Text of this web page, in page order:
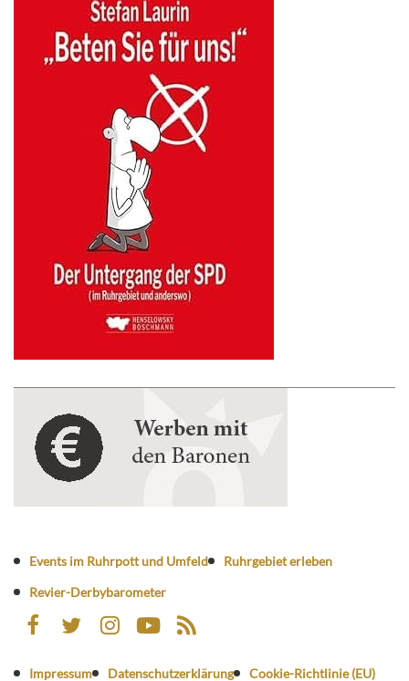
Events im Ruhrpott und Umfeld
Ruhrgebiet erleben
Revier-Derbybarometer
Impressum Datenschutzerklärung Cookie-Richtlinie (EU)